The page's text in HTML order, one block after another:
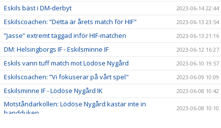
Eskils bäst i DM-derbyt 2023-06-14 22:44
Eskilscoachen: ”Detta är årets match för HIF" 2023-06-13 23:54
”Jasse” extremt taggad inför HIF-matchen 2023-06-13 21:16
DM: Helsingborgs IF - Eskilsminne IF 2023-06-12 16:27
Eskils vann tuff match mot Lödöse Nygård 2023-06-10 19:57
Eskilscoachen: ”Vi fokuserar på vårt spel" 2023-06-09 10:09
Eskilsminne IF - Lödöse Nygård IK 2023-06-08 10:42
Motståndarkollen: Lödöse Nygård kastar inte in
handduken
2023-06-08 10:10